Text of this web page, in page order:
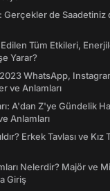
Gerçekler de Saadetiniz
Tüm Etkileri,
Yarar?
WhatsApp,
ve Anlamları
A'dan Z'ye Gündelik
Anlamları
Erkek Tavlası ve Kız
Nelerdir? Majör ve
Giriş